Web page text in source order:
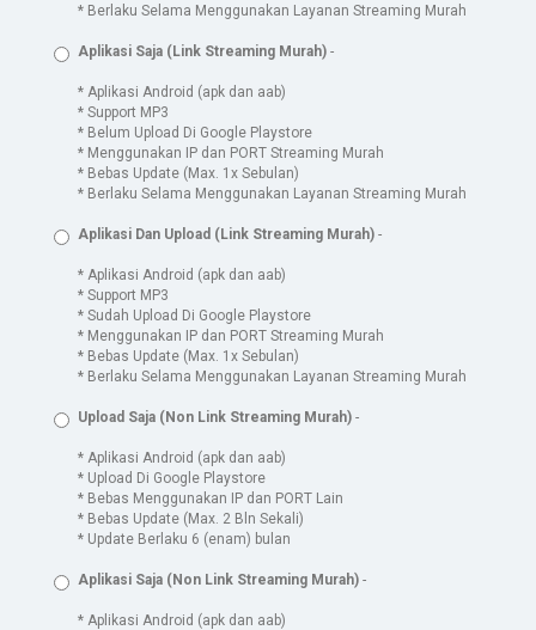
* Berlaku Selama Menggunakan Layanan Streaming Murah
Aplikasi Saja (Link Streaming Murah) -
* Aplikasi Android (apk dan aab)
* Support MP3
* Belum Upload Di Google Playstore
* Menggunakan IP dan PORT Streaming Murah
* Bebas Update (Max. 1x Sebulan)
* Berlaku Selama Menggunakan Layanan Streaming Murah
Aplikasi Dan Upload (Link Streaming Murah) -
* Aplikasi Android (apk dan aab)
* Support MP3
* Sudah Upload Di Google Playstore
* Menggunakan IP dan PORT Streaming Murah
* Bebas Update (Max. 1x Sebulan)
* Berlaku Selama Menggunakan Layanan Streaming Murah
Upload Saja (Non Link Streaming Murah) -
* Aplikasi Android (apk dan aab)
* Upload Di Google Playstore
* Bebas Menggunakan IP dan PORT Lain
* Bebas Update (Max. 2 Bln Sekali)
* Update Berlaku 6 (enam) bulan
Aplikasi Saja (Non Link Streaming Murah) -
* Aplikasi Android (apk dan aab)